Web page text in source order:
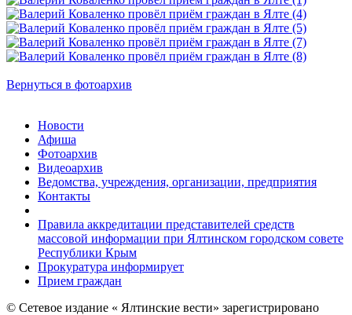
Вернуться в фотоархив
Новости
Афиша
Фотоархив
Видеоархив
Ведомства, учреждения, организации, предприятия
Контакты
Правила аккредитации представителей средств
массовой информации при Ялтинском городском совете
Республики Крым
Прокуратура информирует
Прием граждан
© Сетевое издание « Ялтинские вести» зарегистрировано